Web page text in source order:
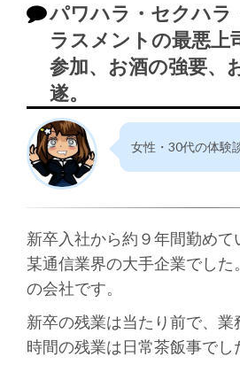
パワハラ・セクハラ
ラスメントの最悪上
参加、お酒の強要、
遂。
女性・30代の体験
新卒入社から約９年間勤めて
某通信業界の大手企業でし
の会社です。
新卒の残業は当たり前で、業
時間の残業は日常茶飯事でし